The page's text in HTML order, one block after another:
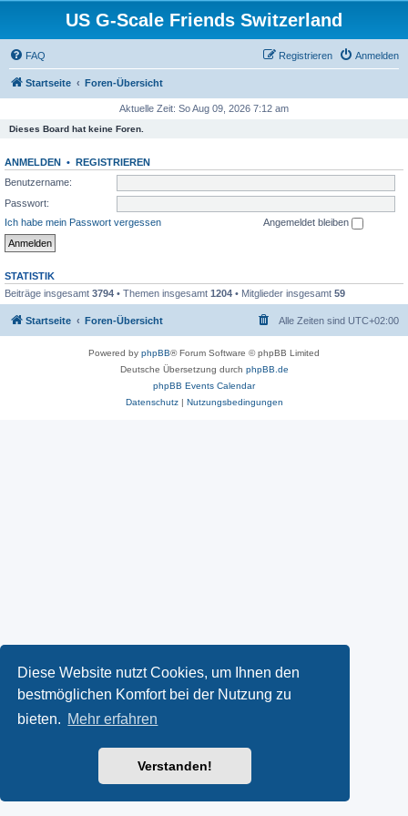
Diese Website nutzt Cookies, um Ihnen den
bestmöglichen Komfort bei der Nutzung zu
bieten. Mehr erfahren
Verstanden!
US G-Scale Friends Switzerland
FAQ Anmelden
Registrieren
Startseite Foren-Übersicht
Aktuelle Zeit: So Aug 09, 2026 7:12 am
Dieses Board hat keine Foren.
ANMELDEN • REGISTRIEREN
Benutzername:
Passwort:
Ich habe mein Passwort vergessen
Angemeldet bleiben
STATISTIK
Beiträge insgesamt 3794 • Themen insgesamt 1204 • Mitglieder insgesamt 59
Startseite Foren-Übersicht Alle Zeiten sind UTC+02:00
Powered by phpBB® Forum Software © phpBB Limited
Deutsche Übersetzung durch phpBB.de
phpBB Events Calendar
Datenschutz| Nutzungsbedingungen